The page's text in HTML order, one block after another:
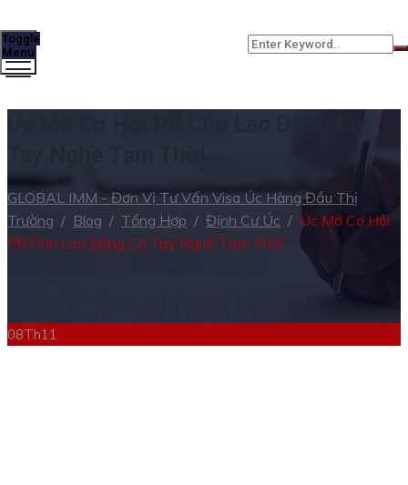
Toggle
Menu
GLOBAL IMM - Đơn Vị Tư Vấn Visa Úc Hàng Đầu Thị
Trường / Blog / Tổng Hợp / Định Cư Úc / Úc Mở Cơ Hội
PR Cho Lao Động Có Tay Nghề Tạm Thời
08Th11